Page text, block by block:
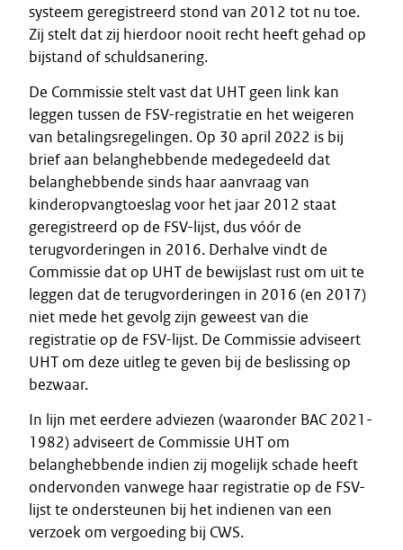
systeem geregistreerd stond van 2012 tot nu toe.
Zij stelt dat zij hierdoor nooit recht heeft gehad op
bijstand of schuldsanering.
De Commissie stelt vast dat UHT geen link kan
leggen tussen de FSV-registratie en het weigeren
van betalingsregelingen. Op 30 april 2022 is bij
brief aan belanghebbende medegedeeld dat
belanghebbende sinds haar aanvraag van
kinderopvangtoeslag voor het jaar 2012 staat
geregistreerd op de FSV-lijst, dus vóór de
terugvorderingen in 2016. Derhalve vindt de
Commissie dat op UHT de bewijslast rust om uit te
leggen dat de terugvorderingen in 2016 (en 2017)
niet mede het gevolg zijn geweest van die
registratie op de FSV-lijst. De Commissie adviseert
UHT om deze uitleg te geven bij de beslissing op
bezwaar.
In lijn met eerdere adviezen (waaronder BAC 2021-
1982) adviseert de Commissie UHT om
belanghebbende indien zij mogelijk schade heeft
ondervonden vanwege haar registratie op de FSV-
lijst te ondersteunen bij het indienen van een
verzoek om vergoeding bij CWS.